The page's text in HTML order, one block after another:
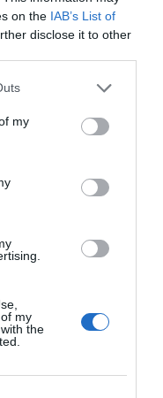
on the IAB’s List of
disclose it to other
my
my
the
sem hagyunk újabb
Le a kalappal, ha
perced? Játszd le ezt